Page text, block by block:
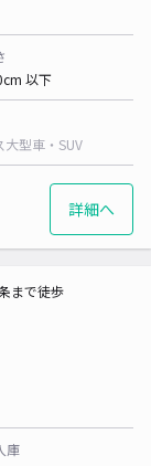
以下
大型車・SUV
詳細へ
まで徒歩
庫